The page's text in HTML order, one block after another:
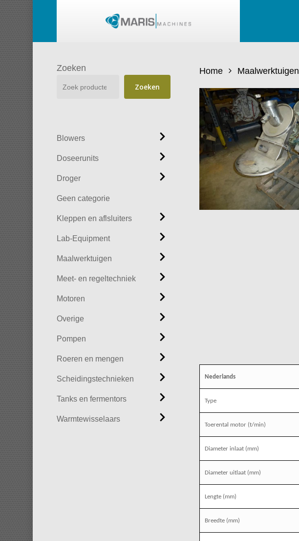
Skip
to
main
content
Zoeken
Zoeken
Blowers
Doseerunits
Droger
Geen categorie
Kleppen en aflsluiters
Lab-Equipment
Maalwerktuigen
Meet- en regeltechniek
Motoren
Overige
Pompen
Roeren en mengen
Scheidingstechnieken
Tanks en fermentors
Warmtewisselaars
Home Maalwerktuigen
Nederlands
Type
Toerental motor (t/min)
Diameter inlaat (mm)
Diameter uitlaat (mm)
Lengte (mm)
Breedte (mm)